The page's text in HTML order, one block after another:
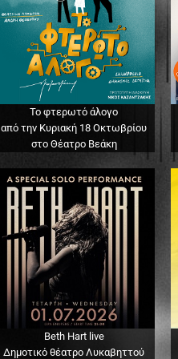
Το φτερωτό άλογο
από την Κυριακή 18 Οκτωβρίου
στο Θέατρο Βεάκη
Beth Hart live
Δημοτικό θέατρο Λυκαβηττού